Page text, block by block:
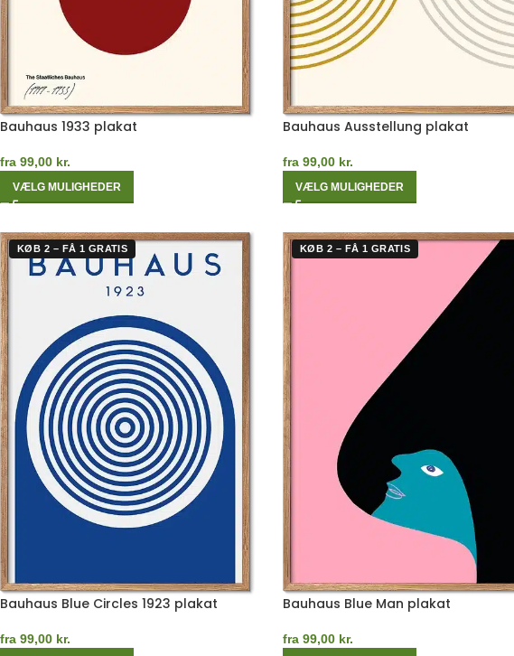
Bauhaus 1933 plakat
fra 99,00 kr.
VÆLG MULIGHEDER
Bauhaus Ausstellung plakat
fra 99,00 kr.
VÆLG MULIGHEDER
KØB 2 – FÅ 1 GRATIS
Bauhaus Blue Circles 1923 plakat
fra 99,00 kr.
KØB 2 – FÅ 1 GRATIS
Bauhaus Blue Man plakat
fra 99,00 kr.